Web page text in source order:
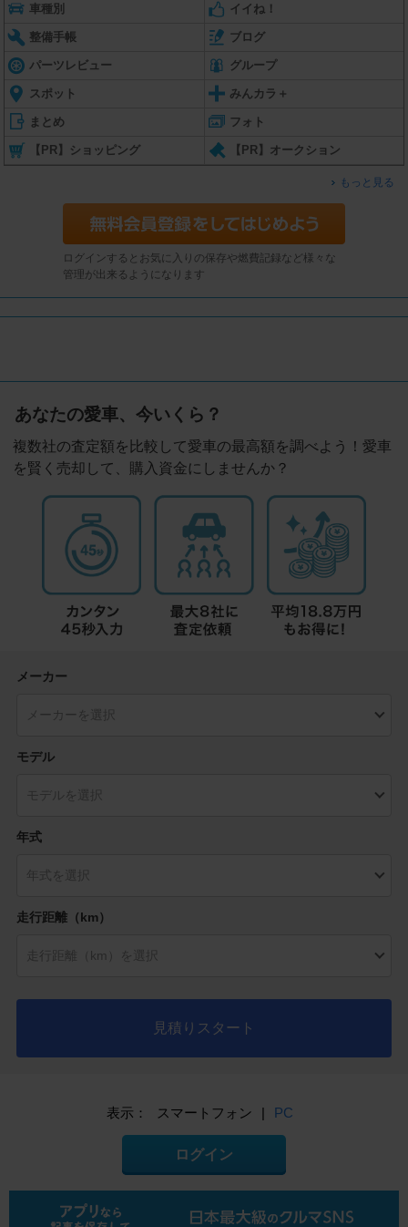
車種別 イイね！
整備手帳 ブログ
パーツレビュー グループ
スポット みんカラ＋
まとめ フォト
【PR】ショッピング 【PR】オークション
もっと見る
ログインするとお気に入りの保存や燃費記録など様々な
管理が出来るようになります
あなたの愛車、今いくら？
複数社の査定額を比較して愛車の最高額を調べよう！愛車
を賢く売却して、購入資金にしませんか？
メーカー
モデル
年式
走行距離（km）
見積りスタート
表示： スマートフォン | PC
ログイン